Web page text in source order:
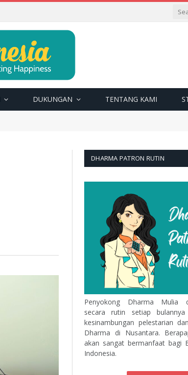
DUKUNGAN TENTANG KAMI
DHARMA PATRON RUTIN
Penyokong Dharma Mulia
secara rutin setiap
kesinambungan pelestarian
Dharma di Nusantara.
akan sangat bermanfaat bagi
Indonesia.